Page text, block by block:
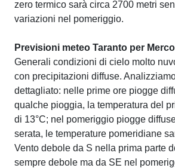
zero termico sarà circa 2700 metri
variazioni nel pomeriggio.
Previsioni meteo Taranto per
Generali condizioni di cielo molto
con precipitazioni diffuse.
dettagliato: nelle prime ore piogge
qualche pioggia, la temperatura del
di 13°C; nel pomeriggio piogge
serata, le temperature pomeridiane
Vento debole da S nella prima parte
sempre debole ma da SE nel